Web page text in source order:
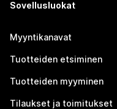
Sovellusluokat
Myyntikanavat
Tuotteiden etsiminen
Tuotteiden myyminen
Tilaukset ja toimitukset